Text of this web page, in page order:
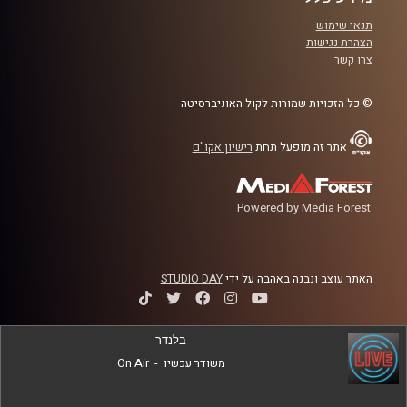
הכלים האלה, איך הם התפתחו, מה המשפט
המקובל במדינות אחרות בנוגע לפרקטיקות
החוקתיות הללו, מדוע מעוניינים לבצע בהם
קרדיט תמונות:
תנאי שימוש
הצהרת נגישות
צרו קשר
© כל הזכויות שמורות לקול האוניברסיטה
אתר זה מופעל תחת רישיון אקו"ם
Powered by Media Forest
האתר עוצב ונבנה באהבה על ידיSTUDIO DAY
בלנדר
משודר עכשיו -
On Air